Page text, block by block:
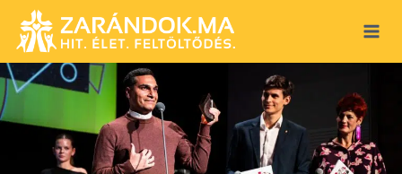
content